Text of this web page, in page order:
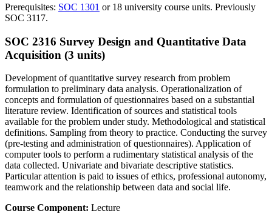
Prerequisites: SOC 1301 or 18 university course units. Previously
SOC 3117.
SOC 2316 Survey Design and Quantitative Data
Acquisition (3 units)
Development of quantitative survey research from problem
formulation to preliminary data analysis. Operationalization of
concepts and formulation of questionnaires based on a substantial
literature review. Identification of sources and statistical tools
available for the problem under study. Methodological and statistical
definitions. Sampling from theory to practice. Conducting the survey
(pre-testing and administration of questionnaires). Application of
computer tools to perform a rudimentary statistical analysis of the
data collected. Univariate and bivariate descriptive statistics.
Particular attention is paid to issues of ethics, professional autonomy,
teamwork and the relationship between data and social life.
Course Component: Lecture